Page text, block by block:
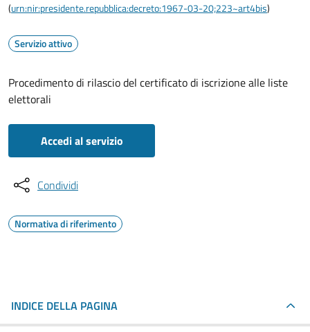
(urn:nir:presidente.repubblica:decreto:1967-03-20;223~art4bis)
Servizio attivo
Procedimento di rilascio del certificato di iscrizione alle liste
elettorali
Accedi al servizio
Condividi
Normativa di riferimento
INDICE DELLA PAGINA